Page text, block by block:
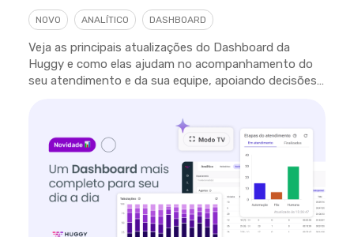
NOVO ANALÍTICO DASHBOARD
Veja as principais atualizações do Dashboard da
Huggy e como elas ajudam no acompanhamento do
seu atendimento e da sua equipe, apoiando decisões